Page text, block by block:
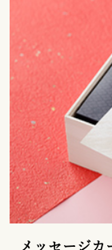
メッセージカ